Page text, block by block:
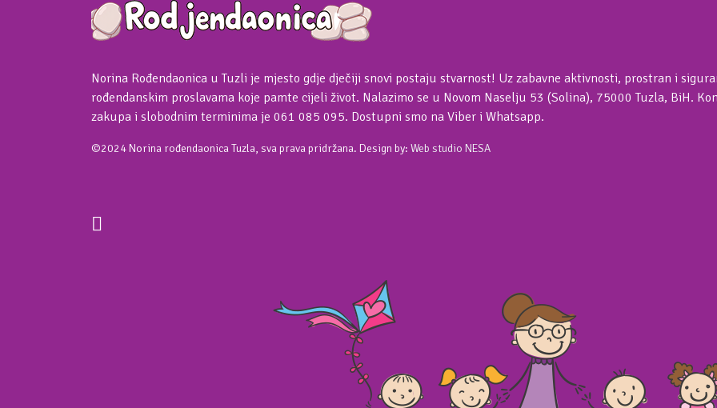
Norina Rođendaonica u Tuzli je mjesto gdje dječiji snovi postaju stvarnost! Uz zabavne aktivnosti, prostran i
rođendanskim proslavama koje pamte cijeli život. Nalazimo se u Novom Naselju 53 (Solina), 75000 Tuzla, BiH.
zakupa i slobodnim terminima je 061 085 095. Dostupni smo na Viber i Whatsapp.
©2024 Norina rođendaonica Tuzla, sva prava pridržana. Design by: Web studio NESA